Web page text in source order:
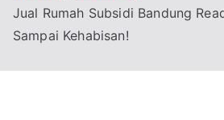
Jual Rumah Subsidi Bandung
Sampai Kehabisan!